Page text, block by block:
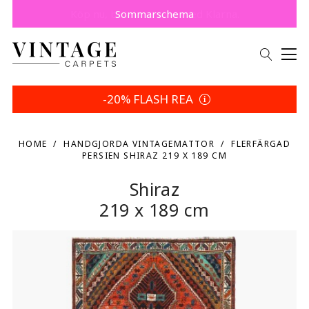
Spara 5 % | Dina returvillkor
-20% FLASH REA
HOME HANDGJORDA VINTAGEMATTOR
FLERFÄRGAD
PERSIEN SHIRAZ 219 X 189 CM
Shiraz
219 x 189 cm